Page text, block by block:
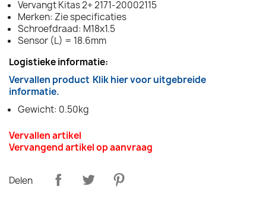
Vervangt Kitas 2+ 2171-20002115
Merken: Zie specificaties
Schroefdraad: M18x1.5
Sensor (L) = 18.6mm
Logistieke informatie:
Vervallen product Klik hier voor uitgebreide
informatie.
Gewicht: 0.50kg
Vervallen artikel
Vervangend artikel op aanvraag
Delen